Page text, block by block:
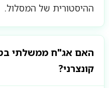
ההיסטורית של המסלול.
האם אג"ח ממשלתי
קונצרני?